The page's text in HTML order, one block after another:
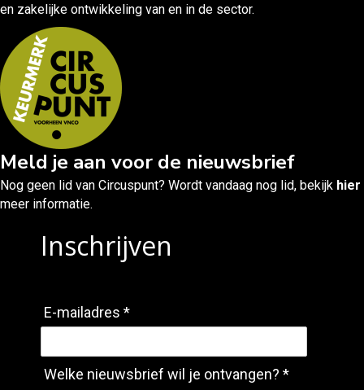
en zakelijke ontwikkeling van en in de sector.
Meld je aan voor de nieuwsbrief
Nog geen lid van Circuspunt? Wordt vandaag nog lid, bekijk hier
meer informatie.
Inschrijven
E-mailadres *
Welke nieuwsbrief wil je ontvangen? *